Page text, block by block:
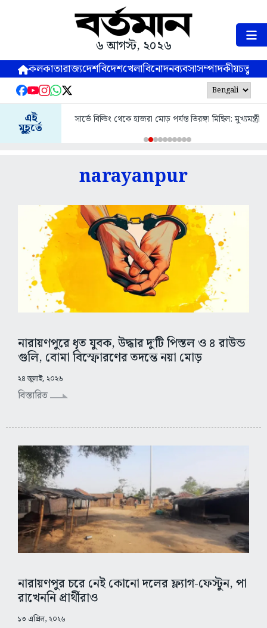
৬ আগস্ট, ২০২৬
কলকাতারাজ্যদেশবিদেশখেলাবিনোদনব্যবসাসম্পাদকীয়
এই
মুহূর্তে
সার্ভে বিল্ডিং থেকে হাজরা মোড় পর্যন্ত তিরঙ্গা মিছিল: মুখ্যমন্ত্রী
narayanpur
নারায়ণপুরে ধৃত যুবক, উদ্ধার দু’টি পিস্তল ও ৪ রাউন্ড
গুলি, বোমা বিস্ফোরণের তদন্তে নয়া মোড়
২৪ জুলাই, ২০২৬
বিস্তারিত
নারায়ণপুর চরে নেই কোনো দলের ফ্ল্যাগ-ফেস্টুন, পা
রাখেননি প্রার্থীরাও
১৩ এপ্রিল, ২০২৬